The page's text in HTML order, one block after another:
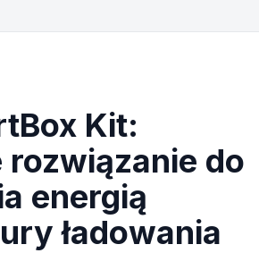
Kit:
rozwiązanie do
energią
ładowania